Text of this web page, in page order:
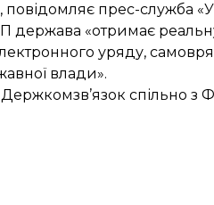
повідомляє прес-служба
держава «отримає
уряду,
влади».
спільно